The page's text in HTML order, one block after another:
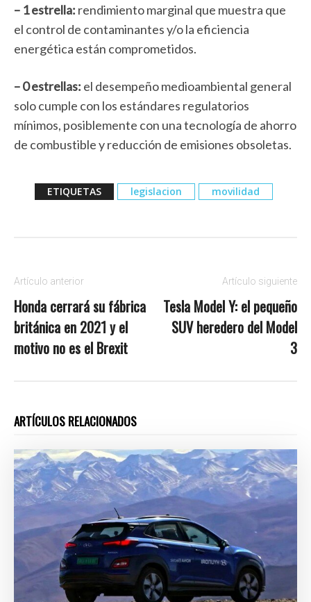
– 1 estrella: rendimiento marginal que muestra que
el control de contaminantes y/o la eficiencia
energética están comprometidos.
– 0 estrellas: el desempeño medioambiental general
solo cumple con los estándares regulatorios
mínimos, posiblemente con una tecnología de ahorro
de combustible y reducción de emisiones obsoletas.
ETIQUETAS legislacion movilidad
Artículo anterior
Honda cerrará su fábrica
británica en 2021 y el
motivo no es el Brexit
Artículo siguiente
Tesla Model Y: el pequeño
SUV heredero del Model
3
ARTÍCULOS RELACIONADOS